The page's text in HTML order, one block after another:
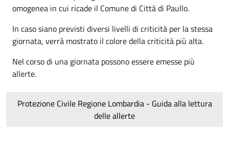
omogenea in cui ricade il Comune di Città di Paullo.
In caso siano previsti diversi livelli di criticità per la stessa
giornata, verrà mostrato il colore della criticità più alta.
Nel corso di una giornata possono essere emesse più
allerte.
Protezione Civile Regione Lombardia - Guida alla lettura
delle allerte